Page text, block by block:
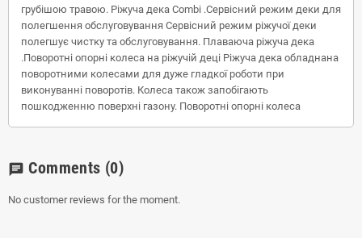
грубішою травою. Ріжуча дека Combi .Сервісний режим деки для
полегшення обслуговування Сервісний режим ріжучої деки
полегшує чистку та обслуговування. Плаваюча ріжуча дека
.Поворотні опорні колеса на ріжучій деці Ріжуча дека обладнана
поворотними колесами для дуже гладкої роботи при
виконуванні поворотів. Колеса також запобігають
пошкодженню поверхні газону. Поворотні опорні колеса
chat Comments (0)
No customer reviews for the moment.